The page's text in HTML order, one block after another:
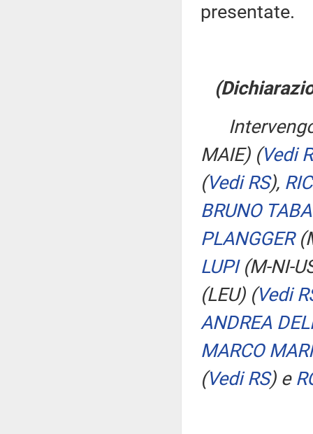
presentate.
MAIE) (Vedi
(Vedi RS),
BRUNO
PLANGGER
LUPI(M-NI-
(LEU) (Vedi
ANDREA
MARCO
(Vedi RS)e